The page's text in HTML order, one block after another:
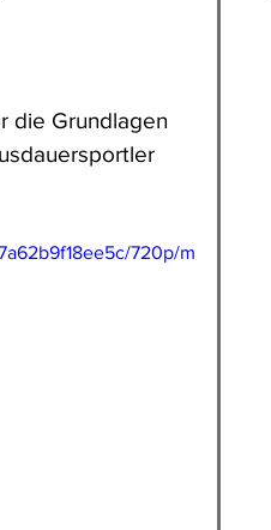
die Grundlagen
720p/m